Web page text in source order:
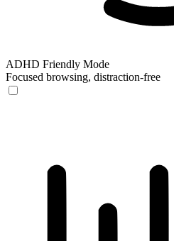
ADHD Friendly Mode
Focused browsing, distraction-free